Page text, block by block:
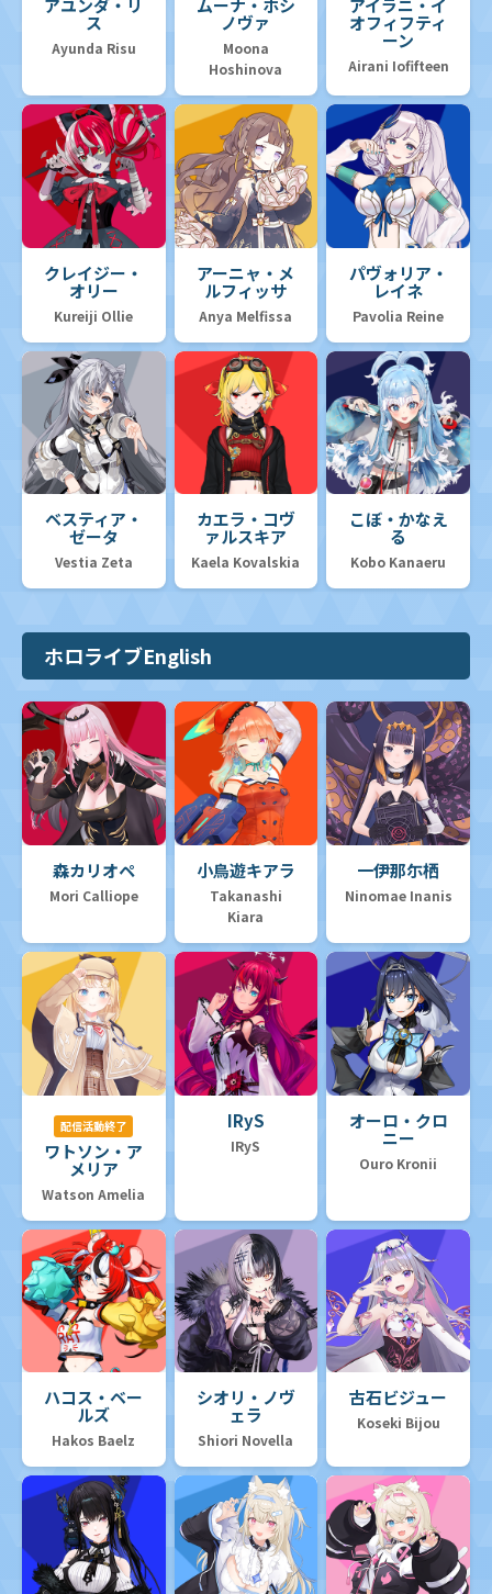
アユンダ・リ
ス
Ayunda Risu
ムーナ・ホシ
ノヴァ
Moona
Hoshinova
アイラニ・イ
オフィフティ
ーン
Airani Iofifteen
クレイジー・
オリー
Kureiji Ollie
アーニャ・メ
ルフィッサ
Anya Melfissa
パヴォリア・
レイネ
Pavolia Reine
ベスティア・
ゼータ
Vestia Zeta
カエラ・コヴ
ァルスキア
Kaela Kovalskia
こぼ・かなえ
る
Kobo Kanaeru
ホロライブEnglish
森カリオペ
Mori Calliope
小鳥遊キアラ
Takanashi
Kiara
一伊那尓栖
Ninomae Inanis
配信活動終了
ワトソン・ア
メリア
Watson Amelia
IRyS
IRyS
オーロ・クロ
ニー
Ouro Kronii
ハコス・ベー
ルズ
Hakos Baelz
シオリ・ノヴ
ェラ
Shiori Novella
古石ビジュー
Koseki Bijou